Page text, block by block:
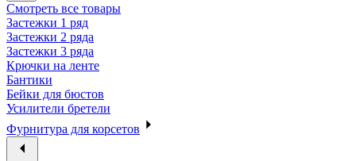
Смотреть все товары
Застежки 1 ряд
Застежки 2 ряда
Застежки 3 ряда
Крючки на ленте
Бантики
Бейки для бюстов
Усилители бретели
Фурнитура для корсетов